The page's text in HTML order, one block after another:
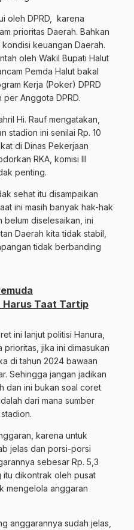
oleh DPRD,
karena
prioritas Daerah. Bahkan
keuangan Daerah.
oleh Wakil Bupati Halut
Pemda Halut bakal
Kerja (Poker) DPRD
per Anggota DPRD.
Hi. Rauf mengatakan,
stadion ini senilai Rp. 10
di Dinas Pekerjaan
RKA, komisi III
penting.
sehat itu disampaikan
ini masih banyak hak-hak
belum diselesaikan, ini
Daerah kita tidak stabil,
tidak berbanding
Harus Taat Tartip
ini lanjut politisi Hanura,
jika ini dimasukan
di tahun 2024 bawaan
Sehingga jangan jadikan
dan ini bukan soal coret
dari mana sumber
karena untuk
jelas dan porsi-porsi
sebesar Rp. 5,3
itu dikontrak oleh pusat
mengelola anggaran
anggarannya sudah jelas,